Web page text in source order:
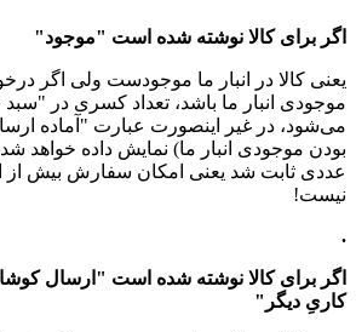
اگر برای کالا نوشته شده است "موجود"
یعنی کالا در انبار ما موجودست ولی اگر
موجودی انبار ما باشد، تعداد کسری در "سبد
می‌شود، در غیر اینصورت عبارت "آماده
بودن موجودی انبار ما) نمایش داده خواهد
عددی ثابت شد یعنی امکان سفارش بیش از
نیست!
.
کاریِ دیگر"